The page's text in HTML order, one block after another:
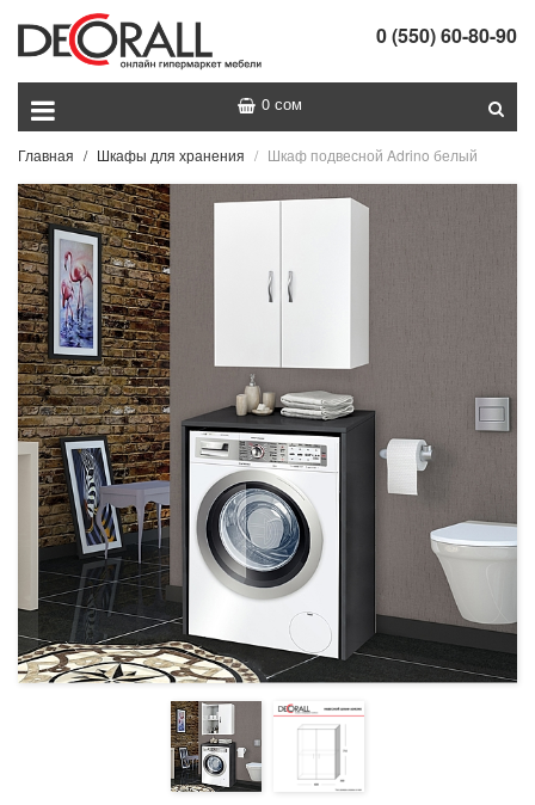
0 (550) 60-80-90
0 сом
Главная Шкафы для хранения Шкаф подвесной Adrino белый